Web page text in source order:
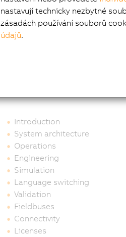
Introduction
System architecture
Operations
Engineering
Simulation
Language switching
Validation
Fieldbuses
Connectivity
Licenses
nastavují technicky nezbytné
zásadách používání souborů
údajů.